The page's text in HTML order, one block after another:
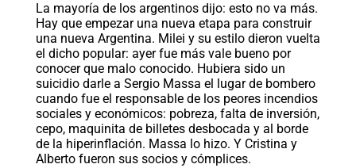
La mayoría de los argentinos dijo: esto no va más.
Hay que empezar una nueva etapa para construir
una nueva Argentina. Milei y su estilo dieron vuelta
el dicho popular: ayer fue más vale bueno por
conocer que malo conocido. Hubiera sido un
suicidio darle a Sergio Massa el lugar de bombero
cuando fue el responsable de los peores incendios
sociales y económicos: pobreza, falta de inversión,
cepo, maquinita de billetes desbocada y al borde
de la hiperinflación. Massa lo hizo. Y Cristina y
Alberto fueron sus socios y cómplices.